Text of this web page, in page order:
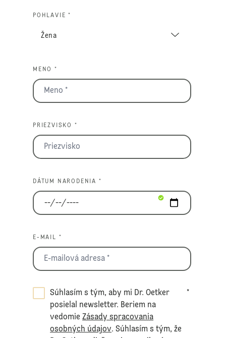
POHLAVIE *
MENO *
PRIEZVISKO *
DÁTUM NARODENIA *
E-MAIL *
Súhlasím s tým, aby mi Dr. Oetker
posielal newsletter. Beriem na
vedomieZásady spracovania
osobných údajov. Súhlasím s tým, že
*